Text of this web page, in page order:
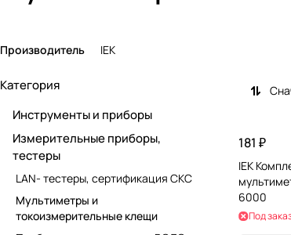
Производитель IEK
181 ₽
IEK
6000
Под
Категория
Инструменты и приборы
Измерительные приборы,
тестеры
LAN- тестеры, сертификация СКС
Мультиметры и
токоизмерительные клещи